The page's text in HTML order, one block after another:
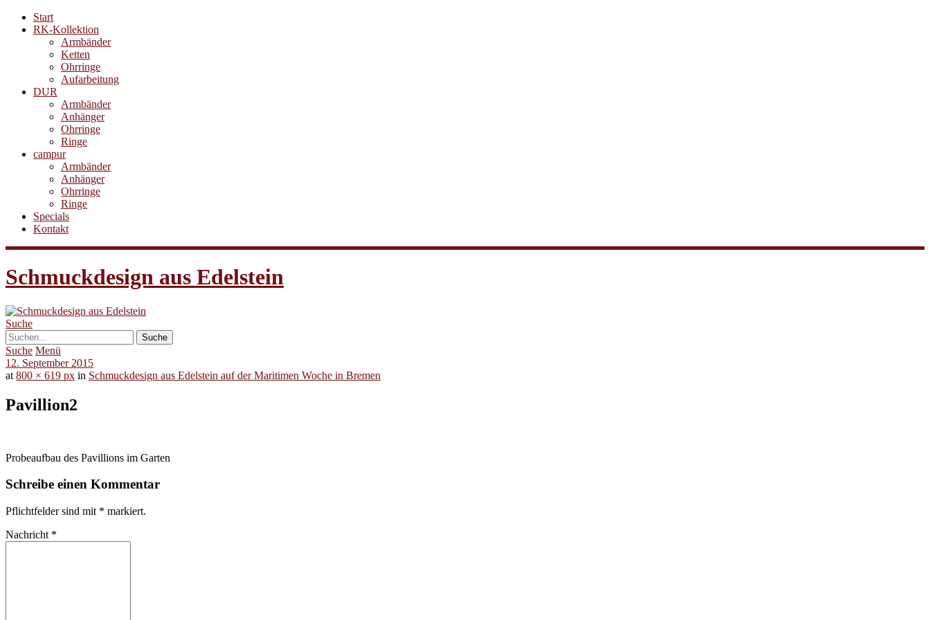
Start
RK-Kollektion
Armbänder
Ketten
Ohrringe
Aufarbeitung
DUR
Armbänder
Anhänger
Ohrringe
Ringe
campur
Armbänder
Anhänger
Ohrringe
Ringe
Specials
Kontakt
Schmuckdesign aus Edelstein
Suche
Suche Menü
12. September 2015
at 800 × 619 px in Schmuckdesign aus Edelstein auf der Maritimen Woche in Bremen
Pavillion2
Probeaufbau des Pavillions im Garten
Schreibe einen Kommentar
Pflichtfelder sind mit * markiert.
Nachricht *